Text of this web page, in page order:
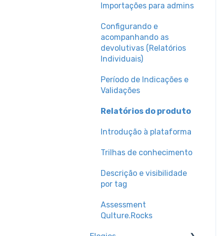
Importações para admins
Configurando e
acompanhando as
devolutivas (Relatórios
Individuais)
Período de Indicações e
Validações
Relatórios do produto
Introdução à plataforma
Trilhas de conhecimento
Descrição e visibilidade
por tag
Assessment
Qulture.Rocks